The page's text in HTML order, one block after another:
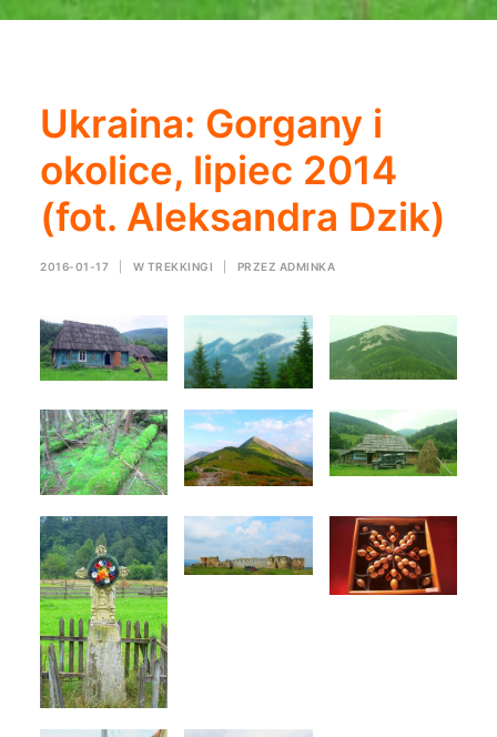
Ukraina: Gorgany i
okolice, lipiec 2014
(fot. Aleksandra Dzik)
2016-01-17 W TREKKINGI PRZEZ ADMINKA